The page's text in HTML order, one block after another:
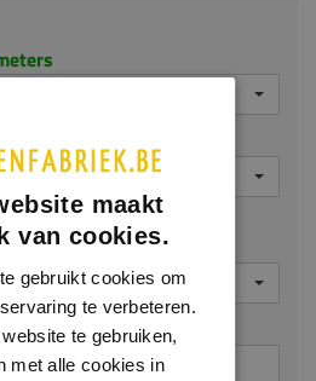
maakt
van cookies.
gebruikt cookies om
te verbeteren.
te gebruiken,
met alle cookies in